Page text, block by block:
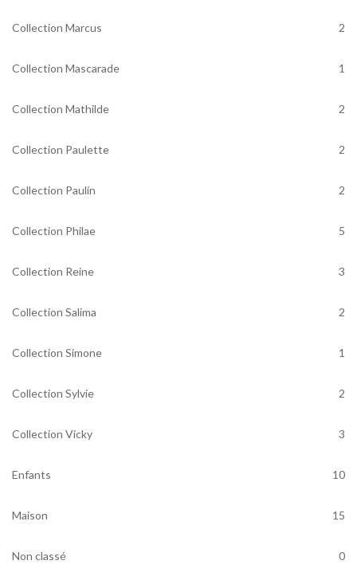
Collection Marcus 2
Collection Mascarade 1
Collection Mathilde 2
Collection Paulette 2
Collection Paulin 2
Collection Philae 5
Collection Reine 3
Collection Salima 2
Collection Simone 1
Collection Sylvie 2
Collection Vicky 3
Enfants 10
Maison 15
Non classé 0